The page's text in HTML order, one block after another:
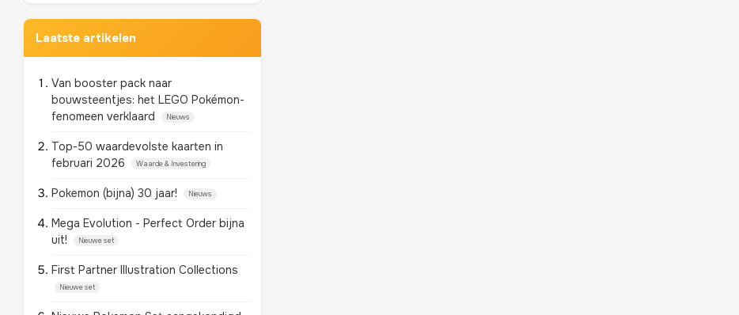
Laatste artikelen
Van booster pack naar
bouwsteentjes: het LEGO Pokémon-
fenomeen verklaard
Nieuws
Top-50 waardevolste kaarten in
februari 2026
Waarde & Investering
Pokemon (bijna) 30 jaar! Nieuws
Mega Evolution - Perfect Order bijna
uit!
Nieuwe set
First Partner Illustration Collections
Nieuwe set